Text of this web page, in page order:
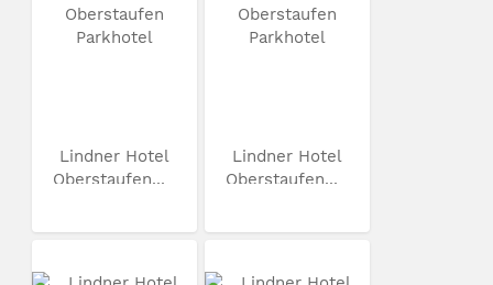
Lindner Hotel
Oberstaufen...
Lindner Hotel
Oberstaufen...